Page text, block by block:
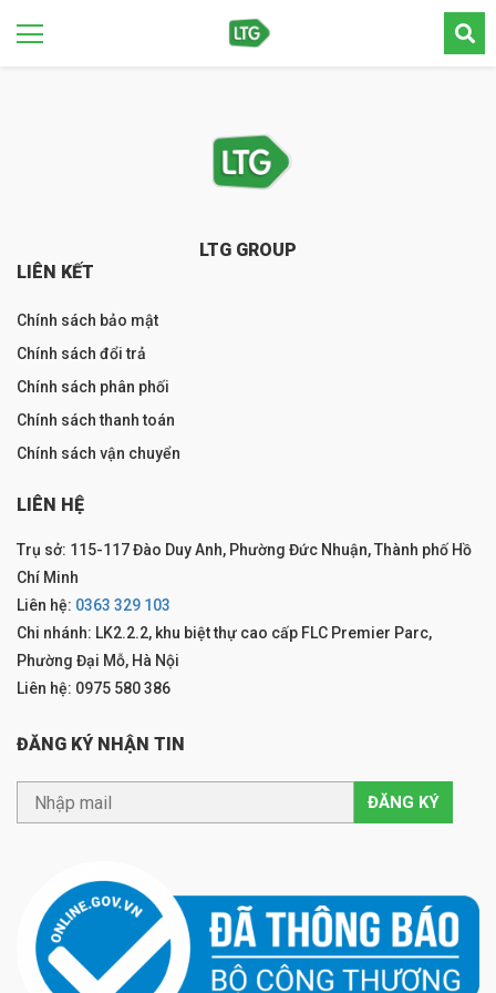
LTG GROUP
LIÊN KẾT
Chính sách bảo mật
Chính sách đổi trả
Chính sách phân phối
Chính sách thanh toán
Chính sách vận chuyển
LIÊN HỆ
Trụ sở: 115-117 Đào Duy Anh, Phường Đức Nhuận, Thành phố Hồ
Chí Minh
Liên hệ: 0363 329 103
Chi nhánh: LK2.2.2, khu biệt thự cao cấp FLC Premier Parc,
Phường Đại Mỗ, Hà Nội
Liên hệ: 0975 580 386
ĐĂNG KÝ NHẬN TIN